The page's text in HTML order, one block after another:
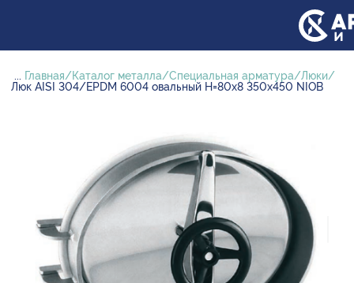
... Главная Каталог металла Специальная арматура
Люки
Люк AISI 304/EPDM 6004 овальный H=80х8 350х450 NIOB